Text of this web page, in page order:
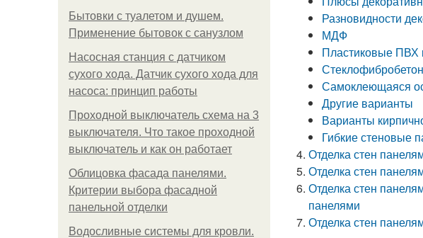
Бытовки с туалетом и душем.
Применение бытовок с санузлом
Насосная станция с датчиком
сухого хода. Датчик сухого хода для
насоса: принцип работы
Проходной выключатель схема на 3
выключателя. Что такое проходной
выключатель и как он работает
Облицовка фасада панелями.
Критерии выбора фасадной
панельной отделки
Водосливные системы для кровли.
Разновидности
МДФ
Пластиковые ПВХ
Стеклофибробетон
Самоклеющаяся
Другие варианты
Варианты
Гибкие стеновые
Отделка стен
Отделка стен
Отделка стен
панелями
Отделка стен